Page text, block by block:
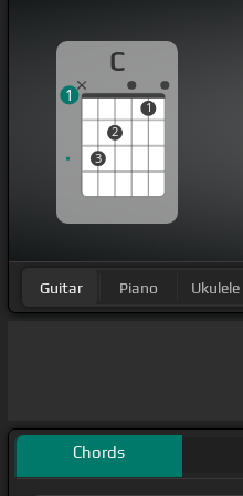
C
3
2
1
1
Guitar Piano Ukulele
Chords